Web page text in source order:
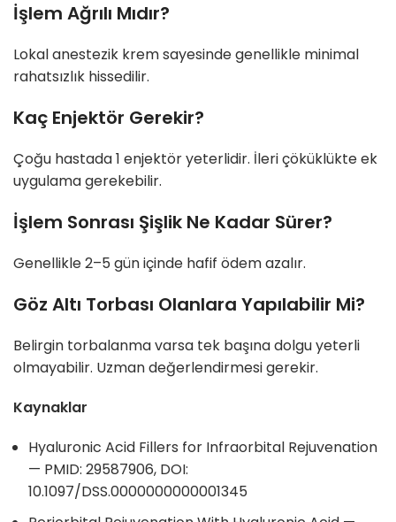
İşlem Ağrılı Mıdır?
Lokal anestezik krem sayesinde genellikle minimal
rahatsızlık hissedilir.
Kaç Enjektör Gerekir?
Çoğu hastada 1 enjektör yeterlidir. İleri çöküklükte ek
uygulama gerekebilir.
İşlem Sonrası Şişlik Ne Kadar Sürer?
Genellikle 2–5 gün içinde hafif ödem azalır.
Göz Altı Torbası Olanlara Yapılabilir Mi?
Belirgin torbalanma varsa tek başına dolgu yeterli
olmayabilir. Uzman değerlendirmesi gerekir.
Kaynaklar
Hyaluronic Acid Fillers for Infraorbital Rejuvenation
— PMID: 29587906, DOI:
10.1097/DSS.0000000000001345